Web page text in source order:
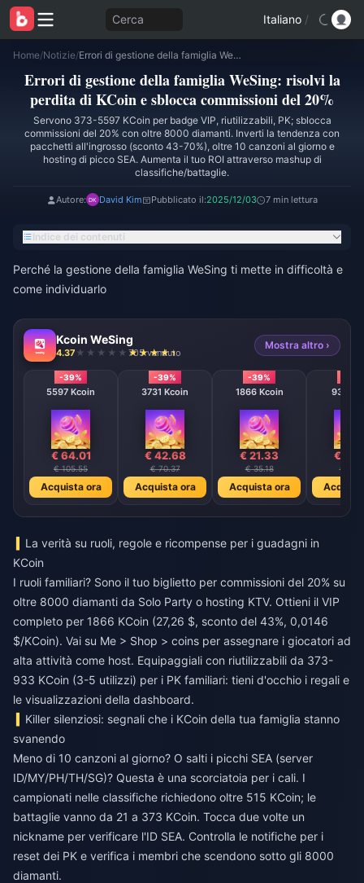
Cerca Italiano /
Home/Notizie/ Errori di gestione della famiglia WeSing: risolvi la perdita di KCoin e sblocca commissioni del 20%
Errori di gestione della famiglia WeSing: risolvi la
perdita di KCoin e sblocca commissioni del 20%
Servono 373-5597 KCoin per badge VIP, riutilizzabili, PK; sblocca
commissioni del 20% con oltre 8000 diamanti. Inverti la tendenza con
pacchetti all'ingrosso (sconto 43-70%), oltre 10 canzoni al giorno e
hosting di picco SEA. Aumenta il tuo ROI attraverso mashup di
classifiche/battaglie.
Autore: David Kim Pubblicato il:2025/12/03 7 min lettura
Indice dei contenuti
Perché la gestione della famiglia WeSing ti mette in difficoltà e
come individuarlo
Kcoin WeSing
4.37 705 venduto
Mostra altro ›
-39%
5597 Kcoin
€ 64.01
€ 105.55
Acquista ora
-39%
3731 Kcoin
€ 42.68
€ 70.37
Acquista ora
-39%
1866 Kcoin
€ 21.33
€ 35.18
Acquista ora
933
€
€
La verità su ruoli, regole e ricompense per i guadagni in
KCoin
I ruoli familiari? Sono il tuo biglietto per commissioni del 20% su
oltre 8000 diamanti da Solo Party o hosting KTV. Ottieni il VIP
completo per 1866 KCoin (27,26 $, sconto del 43%, 0,0146
$/KCoin). Vai su Me > Shop > coins per assegnare i giocatori ad
alta attività come host. Equipaggiali con riutilizzabili da 373-
933 KCoin (3-5 utilizzi) per i PK familiari: tieni d'occhio i regali e
le visualizzazioni della dashboard.
Killer silenziosi: segnali che i KCoin della tua famiglia stanno
svanendo
Meno di 10 canzoni al giorno? O salti i picchi SEA (server
ID/MY/PH/TH/SG)? Questa è una scorciatoia per i cali. I
campionati nelle classifiche richiedono oltre 515 KCoin; le
battaglie vanno da 21 a 373 KCoin. Tocca due volte un
nickname per verificare l'ID SEA. Controlla le notifiche per i
reset dei PK e verifica i membri che scendono sotto gli 8000
diamanti.